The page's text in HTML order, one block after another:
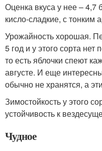
Оценка вкуса у нее – 4,7
кисло-сладкие, с тонким
Урожайность хорошая.
5 год и у этого сорта
то есть яблочки спеют
августе. И еще
обычно не хранятся, а
Зимостойкость у этого
устойчивость к
Чудное